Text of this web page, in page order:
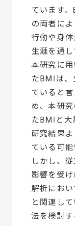
ています
の両者に
行動や身
生涯を通し
本研究に
たBMIは
ていると
め、本研
たBMIと大
研究結果
ている可能
しかし、
影響を受
解析にお
と関連し
法を検討